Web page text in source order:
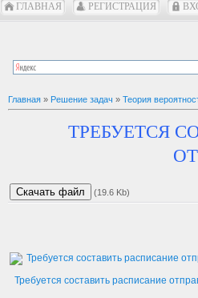
ГЛАВНАЯ РЕГИСТРАЦИЯ
Главная » Решение задач » Теория
ТРЕБУЕТСЯ
Скачать файл (19.6 Kb)
Требуется составить расписание